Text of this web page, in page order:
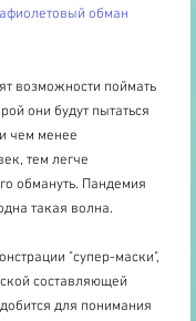
обман
возможности поймать
они будут пытаться
чем менее
тем легче
обмануть. Пандемия
такая волна.
"супер-маски",
составляющей
для понимания